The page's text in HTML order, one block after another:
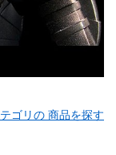
ゴリの 商品を探す